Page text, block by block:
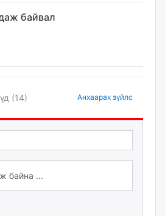
байвал
(14) Анхаарах зүйлс